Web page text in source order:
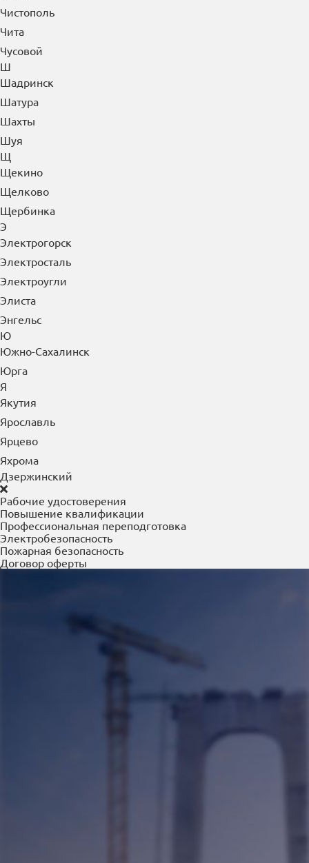
Чистополь
Чита
Чусовой
Ш
Шадринск
Шатура
Шахты
Шуя
Щ
Щекино
Щелково
Щербинка
Э
Электрогорск
Электросталь
Электроугли
Элиста
Энгельс
Ю
Южно-Сахалинск
Юрга
Я
Якутия
Ярославль
Ярцево
Яхрома
Дзержинский
Рабочие удостоверения
Повышение квалификации
Профессиональная переподготовка
Электробезопасность
Пожарная безопасность
Договор оферты